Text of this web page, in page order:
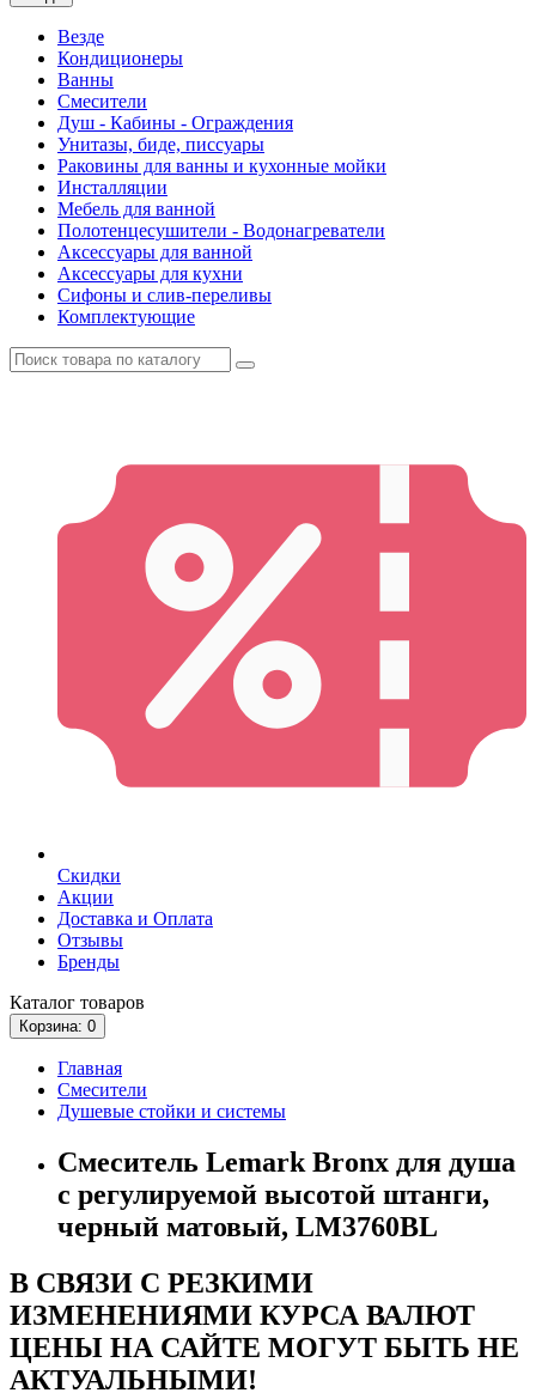
Везде
Кондиционеры
Ванны
Смесители
Душ - Кабины - Ограждения
Унитазы, биде, писсуары
Раковины для ванны и кухонные мойки
Инсталляции
Мебель для ванной
Полотенцесушители - Водонагреватели
Аксессуары для ванной
Аксессуары для кухни
Сифоны и слив-переливы
Комплектующие
Скидки
Акции
Доставка и Оплата
Отзывы
Бренды
Каталог товаров
Корзина: 0
Главная
Смесители
Душевые стойки и системы
Смеситель Lemark Bronx для душа
с регулируемой высотой штанги,
черный матовый, LM3760BL
В СВЯЗИ С РЕЗКИМИ
ИЗМЕНЕНИЯМИ КУРСА ВАЛЮТ
ЦЕНЫ НА САЙТЕ МОГУТ БЫТЬ НЕ
АКТУАЛЬНЫМИ!